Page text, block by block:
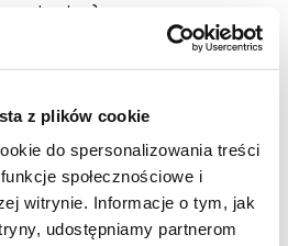
z plików cookie
do spersonalizowania treści
społecznościowe i
witrynie. Informacje o tym, jak
udostępniamy partnerom
plastry)
smakowi piersi z
Dlatego warto je
przepisie dania z drobiu.
to warto w tym